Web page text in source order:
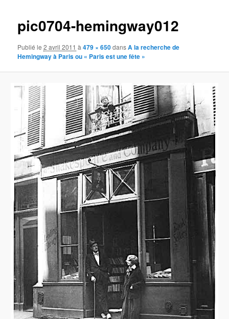
pic0704-hemingway012
Publié le2 avril 2011 à479 × 650dansA la recherche de
Hemingway à Paris ou « Paris est une fête »